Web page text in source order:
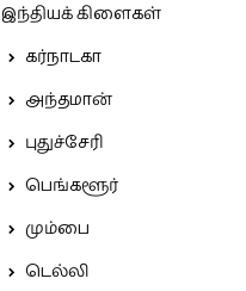
இந்தியக் கிளைகள்
கர்நாடகா
அந்தமான்
புதுச்சேரி
பெங்களூர்
மும்பை
டெல்லி